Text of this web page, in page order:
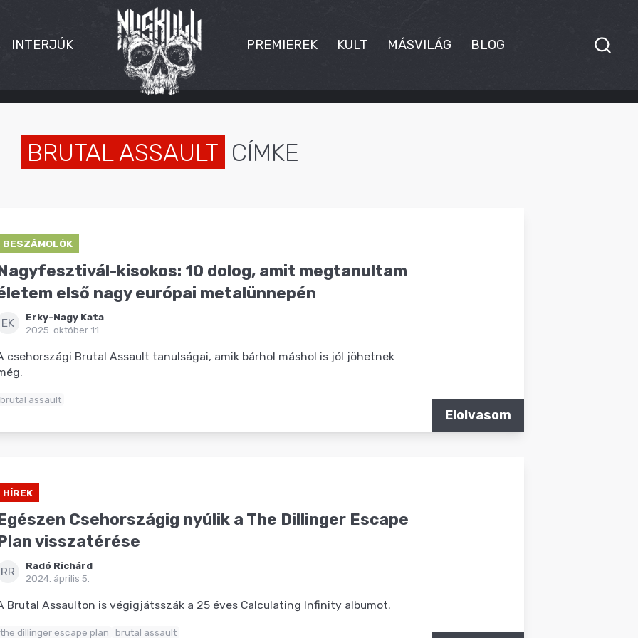
INTERJÚK PREMIEREK KULT MÁSVILÁG BLOG
BRUTAL ASSAULT CÍMKE
BESZÁMOLÓK
kisokos: 10 dolog, amit megtanultam
első nagy európai metalünnepén
EK
Erky-Nagy Kata
2025. október 11.
csehországi Brutal Assault tanulságai, amik bárhol máshol is jól jöhetnek
brutal assault
Elolvasom
HÍREK
Csehországig nyúlik a The Dillinger Escape
visszatérése
RR
Radó Richárd
2024. április 5.
Brutal Assaulton is végigjátsszák a 25 éves Calculating Infinity albumot.
the dillinger escape plan brutal assault